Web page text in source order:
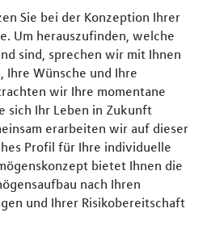
Sie bei der Konzeption Ihrer
Um herauszufinden, welche
sind, sprechen wir mit Ihnen
Ihre Wünsche und Ihre
wir Ihre momentane
sich Ihr Leben in Zukunft
erarbeiten wir auf dieser
Profil für Ihre individuelle
bietet Ihnen die
nach Ihren
und Ihrer Risikobereitschaft